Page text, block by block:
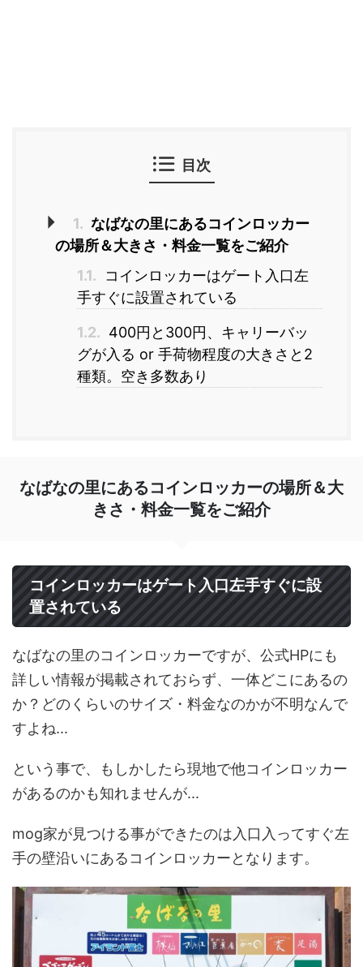
目次
1. なばなの里にあるコインロッカー
の場所＆大きさ・料金一覧をご紹介
1.1.
コインロッカーはゲート入口左
手すぐに設置されている
1.2. 400円と300円、キャリーバッ
グが入る or 手荷物程度の大きさと2
種類。空き多数あり
なばなの里にあるコインロッカーの場所＆大
きさ・料金一覧をご紹介
コインロッカーはゲート入口左手すぐに設
置されている
なばなの里のコインロッカーですが、公式HPにも
詳しい情報が掲載されておらず、一体どこにあるの
か？どのくらいのサイズ・料金なのかが不明なんで
すよね...
という事で、もしかしたら現地で他コインロッカー
があるのかも知れませんが...
mog家が見つける事ができたのは入口入ってすぐ左
手の壁沿いにあるコインロッカーとなります。